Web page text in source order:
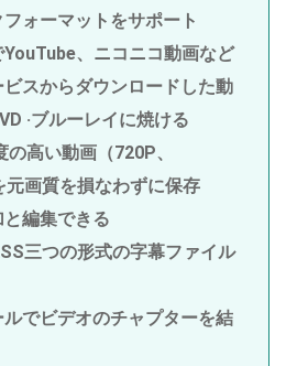
ォーマットをサポート
、ニコニコ動画など
スからダウンロードした動
·ブルーレイに焼ける
高い動画（720P、
元画質を損なわずに保存
編集できる
三つの形式の字幕ファイル
でビデオのチャプターを結